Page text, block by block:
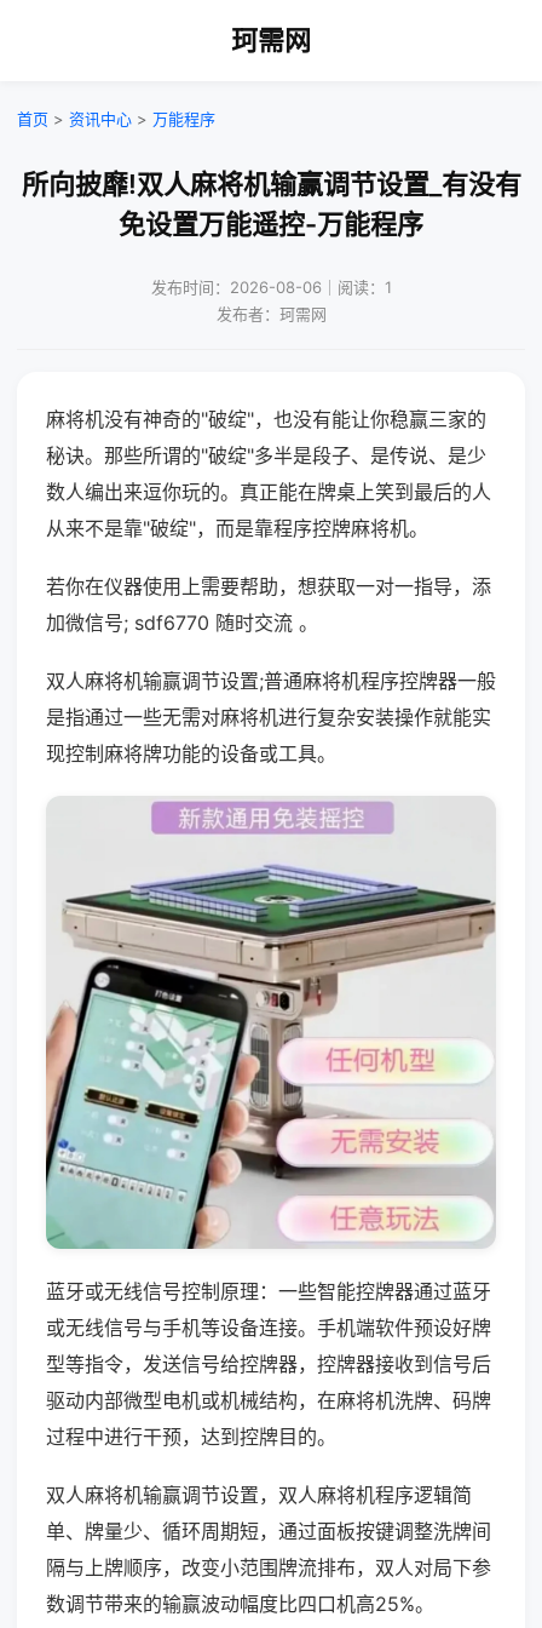
珂需网
首页 > 资讯中心 > 万能程序
所向披靡!双人麻将机输赢调节设置_有没有
免设置万能遥控-万能程序
发布时间：2026-08-06｜阅读：1
发布者：珂需网
麻将机没有神奇的"破绽"，也没有能让你稳赢三家的
秘诀。那些所谓的"破绽"多半是段子、是传说、是少
数人编出来逗你玩的。真正能在牌桌上笑到最后的人
从来不是靠"破绽"，而是靠程序控牌麻将机。
若你在仪器使用上需要帮助，想获取一对一指导，添
加微信号; sdf6770 随时交流 。
双人麻将机输赢调节设置;普通麻将机程序控牌器一般
是指通过一些无需对麻将机进行复杂安装操作就能实
现控制麻将牌功能的设备或工具。
蓝牙或无线信号控制原理：一些智能控牌器通过蓝牙
或无线信号与手机等设备连接。手机端软件预设好牌
型等指令，发送信号给控牌器，控牌器接收到信号后
驱动内部微型电机或机械结构，在麻将机洗牌、码牌
过程中进行干预，达到控牌目的。
双人麻将机输赢调节设置，双人麻将机程序逻辑简
单、牌量少、循环周期短，通过面板按键调整洗牌间
隔与上牌顺序，改变小范围牌流排布，双人对局下参
数调节带来的输赢波动幅度比四口机高25%。